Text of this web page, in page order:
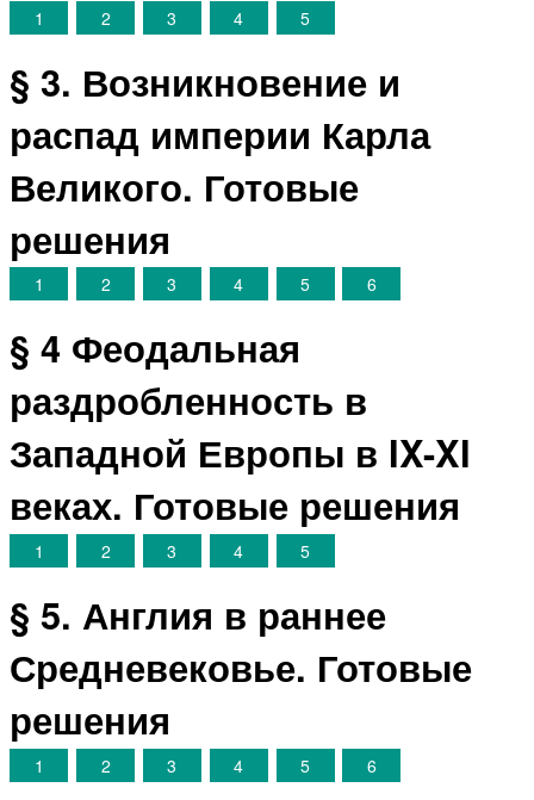
1 2 3 4 5
§ 3. Возникновение и
распад империи Карла
Великого. Готовые
решения
1 2 3 4 5 6
§ 4 Феодальная
раздробленность в
Западной Европы в IX-XI
веках. Готовые решения
1 2 3 4 5
§ 5. Англия в раннее
Средневековье. Готовые
решения
1 2 3 4 5 6